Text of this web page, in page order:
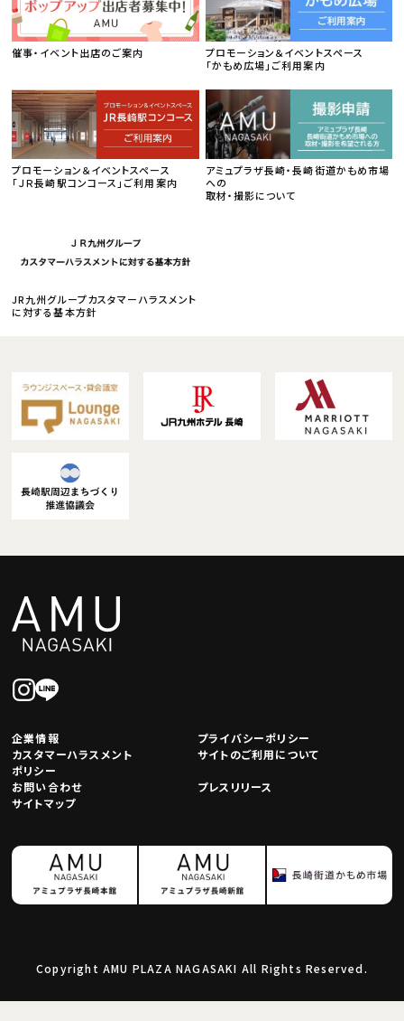
催事・イベント出店のご案内
プロモーション＆イベントスペース
「かもめ広場」ご利用案内
プロモーション＆イベントスペース
「ＪＲ長崎駅コンコース」ご利用案内
アミュプラザ長崎・長崎街道かもめ市場
への
取材・撮影について
JR九州グループカスタマーハラスメント
に対する基本方針
企業情報
プライバシーポリシー
カスタマーハラスメント
ポリシー
サイトのご利用について
お問い合わせ
プレスリリース
サイトマップ
Copyright AMU PLAZA NAGASAKI All Rights Reserved.